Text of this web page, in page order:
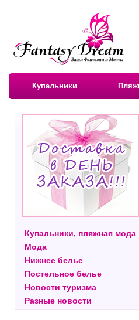
Купальники
Купальники, пляжная мода
Мода
Нижнее белье
Постельное белье
Новости туризма
Разные новости